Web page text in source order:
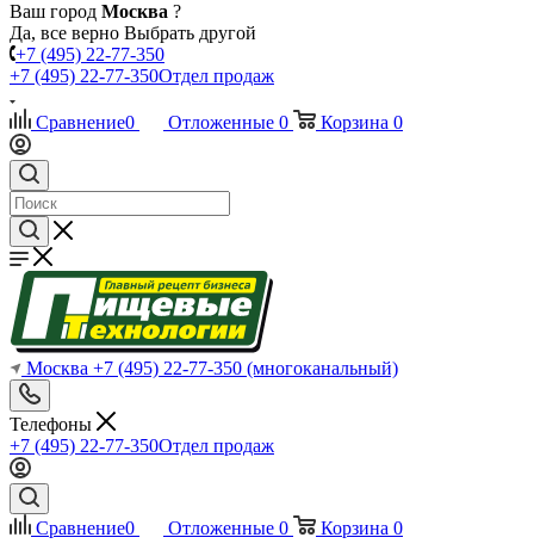
Ваш город Москва ?
Да, все верно Выбрать другой
+7 (495) 22-77-350
+7 (495) 22-77-350Отдел продаж
Сравнение0 Отложенные 0 Корзина 0
Москва +7 (495) 22-77-350 (многоканальный)
Телефоны
+7 (495) 22-77-350Отдел продаж
Сравнение0 Отложенные 0 Корзина 0